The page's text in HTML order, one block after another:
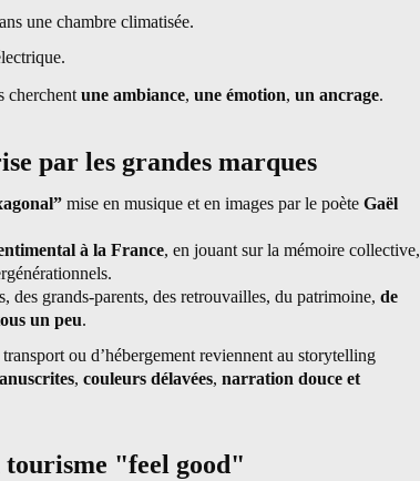
une chambre climatisée.
cherchent une ambiance, une émotion, un ancrage.
par les grandes marques
mise en musique et en images par le poète Gaël
à la France, en jouant sur la mémoire collective,
des grands-parents, des retrouvailles, du patrimoine, de
un peu.
ou d’hébergement reviennent au storytelling
, couleurs délavées, narration douce et
tourisme "feel good"